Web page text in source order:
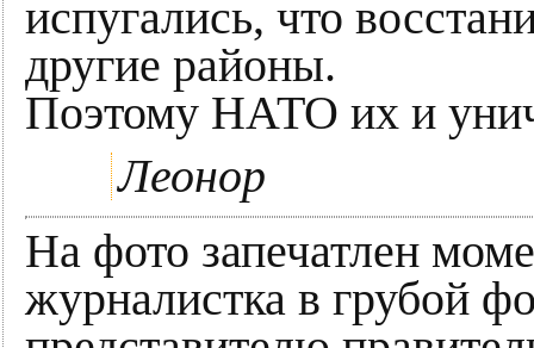
испугались, что
другие районы.
Поэтому НАТО их и
Леонор
На фото запечатлен
журналистка в грубой